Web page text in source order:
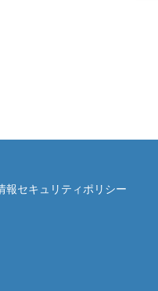
報セキュリティポリシー